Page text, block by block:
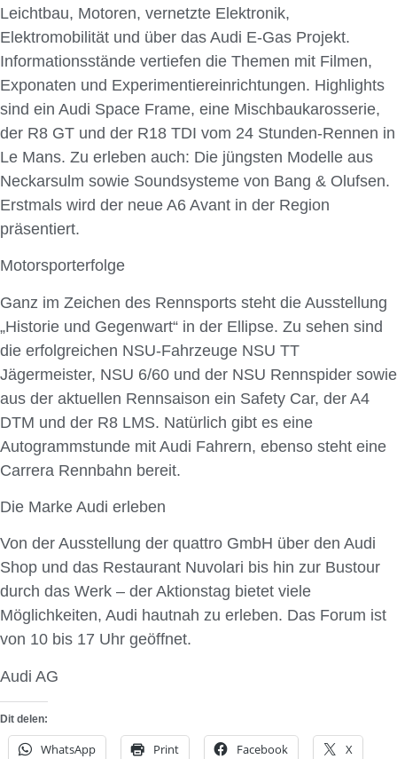
Leichtbau, Motoren, vernetzte Elektronik,
Elektromobilität und über das Audi E-Gas Projekt.
Informationsstände vertiefen die Themen mit Filmen,
Exponaten und Experimentiereinrichtungen. Highlights
sind ein Audi Space Frame, eine Mischbaukarosserie,
der R8 GT und der R18 TDI vom 24 Stunden-Rennen in
Le Mans. Zu erleben auch: Die jüngsten Modelle aus
Neckarsulm sowie Soundsysteme von Bang & Olufsen.
Erstmals wird der neue A6 Avant in der Region
präsentiert.
Motorsporterfolge
Ganz im Zeichen des Rennsports steht die Ausstellung
„Historie und Gegenwart“ in der Ellipse. Zu sehen sind
die erfolgreichen NSU-Fahrzeuge NSU TT
Jägermeister, NSU 6/60 und der NSU Rennspider sowie
aus der aktuellen Rennsaison ein Safety Car, der A4
DTM und der R8 LMS. Natürlich gibt es eine
Autogrammstunde mit Audi Fahrern, ebenso steht eine
Carrera Rennbahn bereit.
Die Marke Audi erleben
Von der Ausstellung der quattro GmbH über den Audi
Shop und das Restaurant Nuvolari bis hin zur Bustour
durch das Werk – der Aktionstag bietet viele
Möglichkeiten, Audi hautnah zu erleben. Das Forum ist
von 10 bis 17 Uhr geöffnet.
Audi AG
Dit delen:
WhatsApp Print Facebook X